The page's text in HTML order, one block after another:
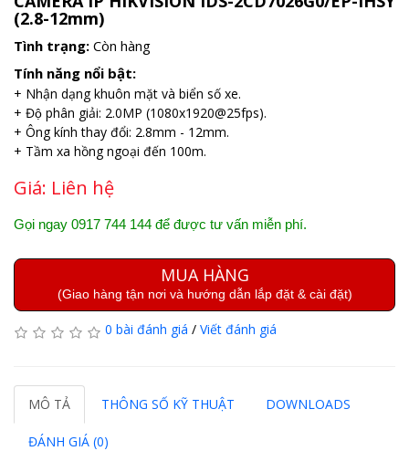
(2.8-12mm)
Tình trạng: Còn hàng
Tính năng nổi bật:
+ Nhận dạng khuôn mặt và biển số xe.
+ Độ phân giải: 2.0MP (1080x1920@25fps).
+ Ông kính thay đổi: 2.8mm - 12mm.
+ Tầm xa hồng ngoại đến 100m.
Giá: Liên hệ
Gọi ngay 0917 744 144 để được tư vấn miễn phí.
MUA HÀNG
(Giao hàng tận nơi và hướng dẫn lắp đặt & cài đặt)
0 bài đánh giá / Viết đánh giá
MÔ TẢ THÔNG SỐ KỸ THUẬT DOWNLOADS
ĐÁNH GIÁ (0)